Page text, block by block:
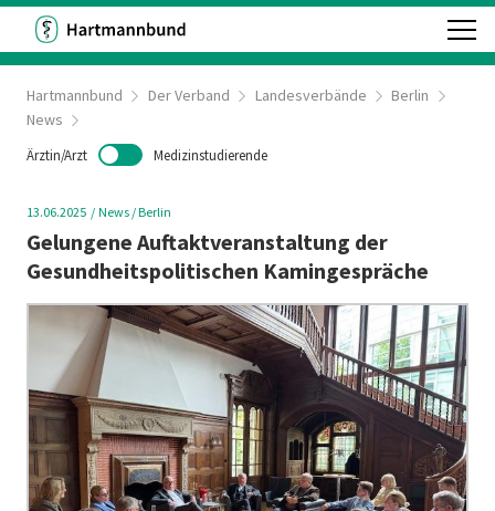
Hartmannbund Der Verband Landesverbände
Berlin
News
Ärztin/Arzt Medizinstudierende
13.06.2025 News / Berlin
Gelungene Auftaktveranstaltung der
Gesundheitspolitischen Kamingespräche